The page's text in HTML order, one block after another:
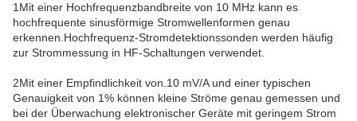
1Mit einer Hochfrequenzbandbreite von 10 MHz kann es
hochfrequente sinusförmige Stromwellenformen genau
erkennen.Hochfrequenz-Stromdetektionssonden werden häufig
zur Strommessung in HF-Schaltungen verwendet.
2Mit einer Empfindlichkeit von.10 mV/A und einer typischen
Genauigkeit von 1% können kleine Ströme genau gemessen und
bei der Überwachung elektronischer Geräte mit geringem Strom